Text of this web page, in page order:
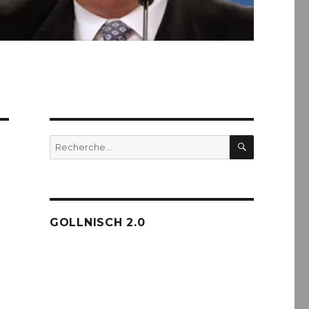
Recherche
pour :
GOLLNISCH 2.0